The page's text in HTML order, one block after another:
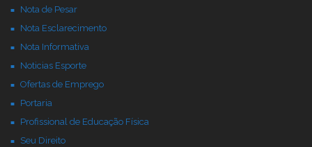
Nota de Pesar
Nota Esclarecimento
Nota Informativa
Noticias Esporte
Ofertas de Emprego
Portaria
Profissional de Educação Física
Seu Direito